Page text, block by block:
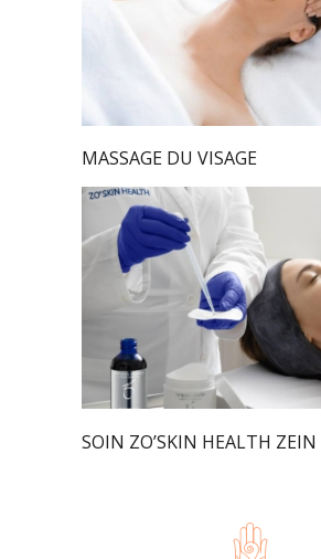
MASSAGE DU VISAGE
SOIN ZO’SKIN HEALTH ZEIN